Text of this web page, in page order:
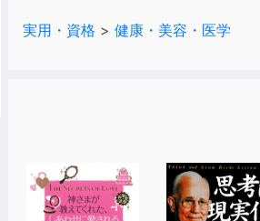
さぁ、60歳からは、食べ方を変えま
◎糖質不足で、せっせと食べるタ
◎ご長寿さんが食べていたのはステ
◎病気にならないために「アレは
実用・資格 > 健康・美容・医学